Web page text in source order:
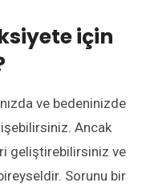
için
ve bedeninizde
Ancak
geliştirebilirsiniz ve
Sorunu bir